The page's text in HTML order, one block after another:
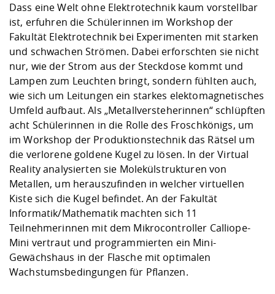
Dass eine Welt ohne Elektrotechnik kaum vorstellbar
ist, erfuhren die Schülerinnen im Workshop der
Fakultät Elektrotechnik bei Experimenten mit starken
und schwachen Strömen. Dabei erforschten sie nicht
nur, wie der Strom aus der Steckdose kommt und
Lampen zum Leuchten bringt, sondern fühlten auch,
wie sich um Leitungen ein starkes elektomagnetisches
Umfeld aufbaut. Als „Metallversteherinnen“ schlüpften
acht Schülerinnen in die Rolle des Froschkönigs, um
im Workshop der Produktionstechnik das Rätsel um
die verlorene goldene Kugel zu lösen. In der Virtual
Reality analysierten sie Molekülstrukturen von
Metallen, um herauszufinden in welcher virtuellen
Kiste sich die Kugel befindet. An der Fakultät
Informatik/Mathematik machten sich 11
Teilnehmerinnen mit dem Mikrocontroller Calliope-
Mini vertraut und programmierten ein Mini-
Gewächshaus in der Flasche mit optimalen
Wachstumsbedingungen für Pflanzen.